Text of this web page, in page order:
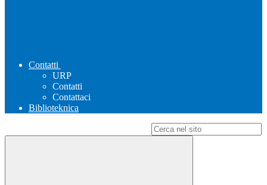
Contatti
URP
Contatti
Contattaci
Biblioteknica